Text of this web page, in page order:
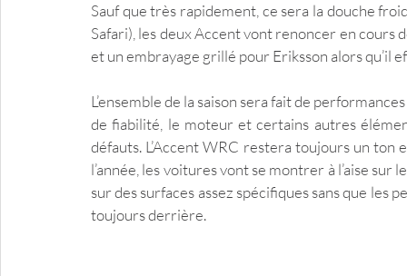
Sauf que très rapidement, ce sera la douche
Safari), les deux Accent vont renoncer en cours
et un embrayage grillé pour Eriksson alors qu’il
L’ensemble de la saison sera fait de
de fiabilité, le moteur et certains autres
défauts. L’Accent WRC restera toujours un ton
l’année, les voitures vont se montrer à l’aise
sur des surfaces assez spécifiques sans que les
toujours derrière.